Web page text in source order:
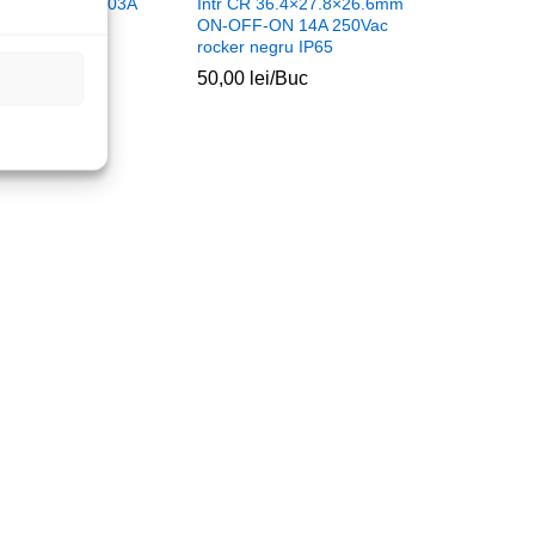
ON-OFF-ON 14A 250Vac
rocker negru IP65
50,00 lei/Buc
50,00 lei